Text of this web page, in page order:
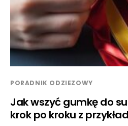
PORADNIK ODZIEZOWY
Jak wszyć gumkę do
krok po kroku z